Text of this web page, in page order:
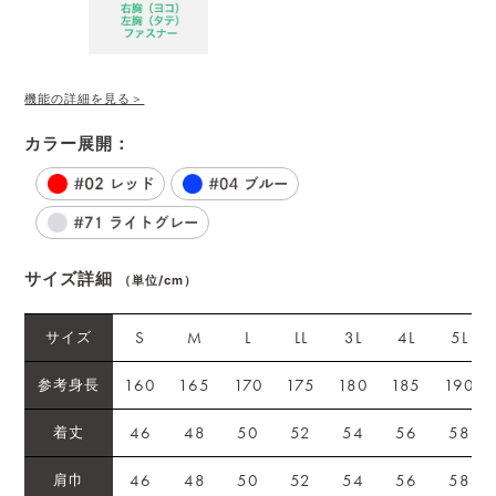
機能の詳細を見る＞
カラー展開：
サイズ詳細 （単位/cm）
サイズ S M L LL 3L 4L 5L
参考身長 160 165 170 175 180 185 190
着丈 46 48 50 52 54 56 58
肩巾 46 48 50 52 54 56 58